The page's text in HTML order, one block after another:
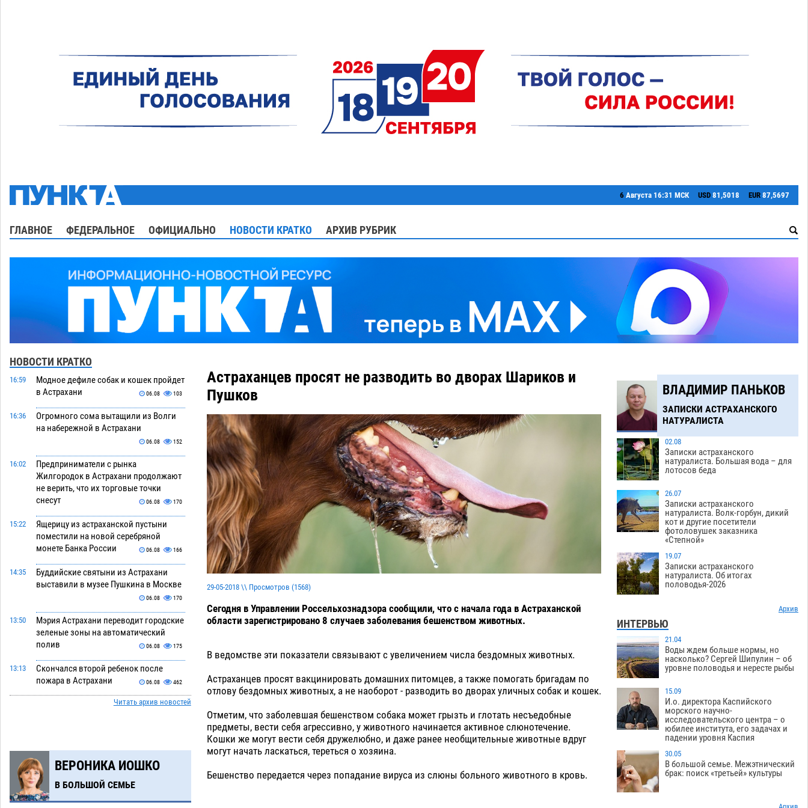
6 Августа 16:31 МСК USD 81,5018 EUR 87,5697
ГЛАВНОЕ ФЕДЕРАЛЬНОЕ ОФИЦИАЛЬНО НОВОСТИ КРАТКО АРХИВ РУБРИК
НОВОСТИ КРАТКО
16:59
Модное дефиле собак и кошек пройдет
в Астрахани
06.08 103
16:36
Огромного сома вытащили из Волги
на набережной в Астрахани
06.08 152
16:02
Предприниматели с рынка
Жилгородок в Астрахани продолжают
не верить, что их торговые точки
снесут
06.08 170
15:22
Ящерицу из астраханской пустыни
поместили на новой серебряной
монете Банка России
06.08 166
14:35
Буддийские святыни из Астрахани
выставили в музее Пушкина в Москве
06.08 170
13:50
Мэрия Астрахани переводит городские
зеленые зоны на автоматический
полив
06.08 175
13:13
Скончался второй ребенок после
пожара в Астрахани
06.08 462
Астраханские гандболисты с крупной
12:16
В астраханском селе невестка
изрешетила машину свекрови
11:45
Астраханские приставы выдворили 12
Читать архив новостей
ВЕРОНИКА ИОШКО
В БОЛЬШОЙ СЕМЬЕ
Астраханцев просят не разводить во дворах Шариков и
Пушков
29-05-2018 \\ Просмотров (1568)
Сегодня в Управлении Россельхознадзора сообщили, что с начала года в Астраханской
области зарегистрировано 8 случаев заболевания бешенством животных.
В ведомстве эти показатели связывают с увеличением числа бездомных животных.
Астраханцев просят вакцинировать домашних питомцев, а также помогать бригадам по
отлову бездомных животных, а не наоборот - разводить во дворах уличных собак и кошек.
Отметим, что заболевшая бешенством собака может грызть и глотать несъедобные
предметы, вести себя агрессивно, у животного начинается активное слюнотечение.
Кошки же могут вести себя дружелюбно, и даже ранее необщительные животные вдруг
могут начать ласкаться, тереться о хозяина.
Бешенство передается через попадание вируса из слюны больного животного в кровь.
ВЛАДИМИР ПАНЬКОВ
ЗАПИСКИ АСТРАХАНСКОГО
НАТУРАЛИСТА
02.08
Записки астраханского
натуралиста. Большая вода – для
лотосов беда
26.07
Записки астраханского
натуралиста. Волк-горбун, дикий
кот и другие посетители
фотоловушек заказника
«Степной»
19.07
Записки астраханского
натуралиста. Об итогах
половодья-2026
Архив
ИНТЕРВЬЮ
21.04
Воды ждем больше нормы, но
насколько? Сергей Шипулин – об
уровне половодья и нересте рыбы
15.09
И.о. директора Каспийского
морского научно-
исследовательского центра – о
юбилее института, его задачах и
падении уровня Каспия
30.05
В большой семье. Межэтнический
брак: поиск «третьей» культуры